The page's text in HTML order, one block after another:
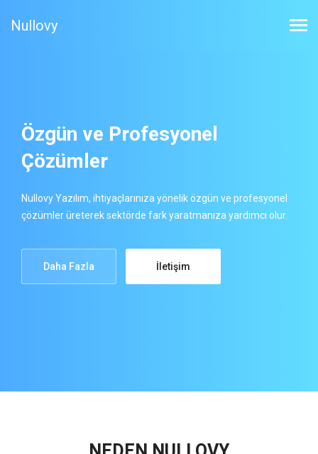
Nullovy
Özgün ve Profesyonel
Çözümler
Nullovy Yazılım, ihtiyaçlarınıza yönelik özgün ve profesyonel
çözümler üreterek sektörde fark yaratmanıza yardımcı olur.
Daha Fazla İletişim